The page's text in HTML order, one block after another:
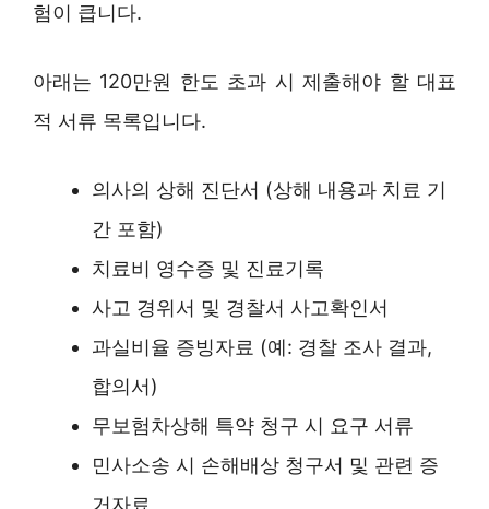
험이 큽니다.
아래는 120만원 한도 초과 시 제출해야 할 대표
적 서류 목록입니다.
의사의 상해 진단서 (상해 내용과 치료 기
간 포함)
치료비 영수증 및 진료기록
사고 경위서 및 경찰서 사고확인서
과실비율 증빙자료 (예: 경찰 조사 결과,
합의서)
무보험차상해 특약 청구 시 요구 서류
민사소송 시 손해배상 청구서 및 관련 증
거자료